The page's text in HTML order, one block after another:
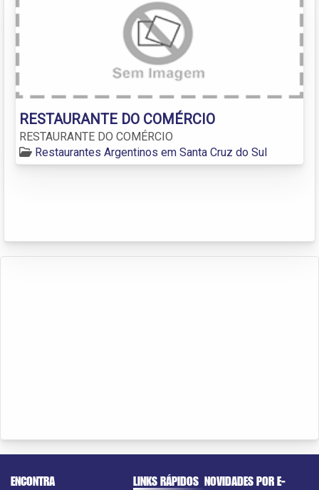
RESTAURANTE DO COMÉRCIO
RESTAURANTE DO COMÉRCIO
Restaurantes Argentinos em Santa Cruz do Sul
ENCONTRA
LINKS RÁPIDOS NOVIDADES POR E-